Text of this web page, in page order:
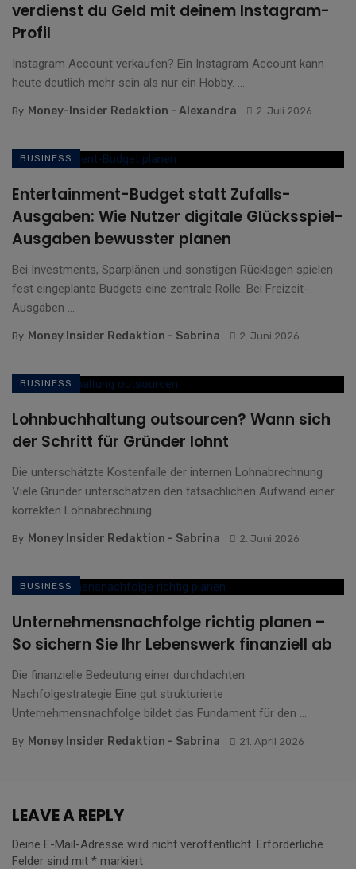
verdienst du Geld mit deinem Instagram-
Profil
Instagram Account verkaufen? Ein Instagram Account kann
heute deutlich mehr sein als nur ein Hobby. ...
By Money-Insider Redaktion - Alexandra 2. Juli 2026
BUSINESS
Entertainment-Budget statt Zufalls-
Ausgaben: Wie Nutzer digitale Glücksspiel-
Ausgaben bewusster planen
Bei Investments, Sparplänen und sonstigen Rücklagen spielen
fest eingeplante Budgets eine zentrale Rolle. Bei Freizeit-
Ausgaben ...
By Money Insider Redaktion - Sabrina 2. Juni 2026
BUSINESS
Lohnbuchhaltung outsourcen? Wann sich
der Schritt für Gründer lohnt
Die unterschätzte Kostenfalle der internen Lohnabrechnung
Viele Gründer unterschätzen den tatsächlichen Aufwand einer
korrekten Lohnabrechnung. ...
By Money Insider Redaktion - Sabrina 2. Juni 2026
BUSINESS
Unternehmensnachfolge richtig planen –
So sichern Sie Ihr Lebenswerk finanziell ab
Die finanzielle Bedeutung einer durchdachten
Nachfolgestrategie Eine gut strukturierte
Unternehmensnachfolge bildet das Fundament für den ...
By Money Insider Redaktion - Sabrina 21. April 2026
LEAVE A REPLY
Deine E-Mail-Adresse wird nicht veröffentlicht. Erforderliche
Felder sind mit * markiert